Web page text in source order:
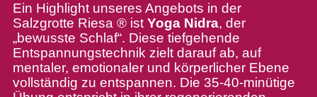
Ein Highlight unseres Angebots in der
Salzgrotte Riesa ® istYoga Nidra, der
„bewusste Schlaf“. Diese tiefgehende
Entspannungstechnik zielt darauf ab, auf
mentaler, emotionaler und körperlicher Ebene
vollständig zu entspannen. Die 35-40-minütige